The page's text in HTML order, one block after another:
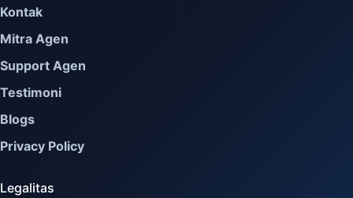
Kontak
Mitra Agen
Support Agen
Testimoni
Blogs
Privacy Policy
Legalitas